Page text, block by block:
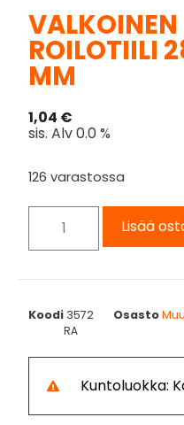
ROILOTIILI
MM
1,04 €
sis. Alv 0.0 %
126 varastossa
Lisää
Koodi 3572 Osasto
RA
Kuntoluokka: